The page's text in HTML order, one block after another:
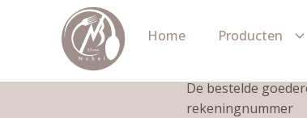
Home Producten
De bestelde
rekeningnummer